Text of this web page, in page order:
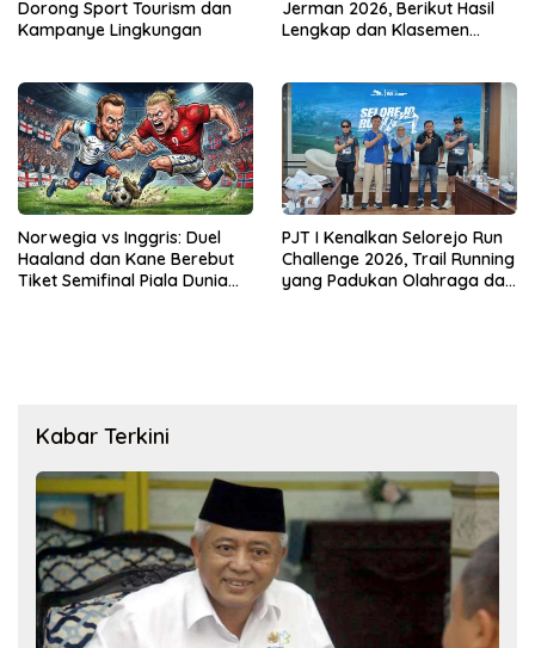
Dorong Sport Tourism dan
Kampanye Lingkungan
Jerman 2026, Berikut Hasil
Lengkap dan Klasemen
Norwegia vs Inggris: Duel
Haaland dan Kane Berebut
Tiket Semifinal Piala Dunia
PJT I Kenalkan Selorejo Run
Challenge 2026, Trail Running
yang Padukan Olahraga dan
Kabar Terkini